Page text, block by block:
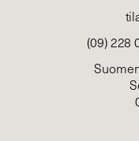
(09) 228